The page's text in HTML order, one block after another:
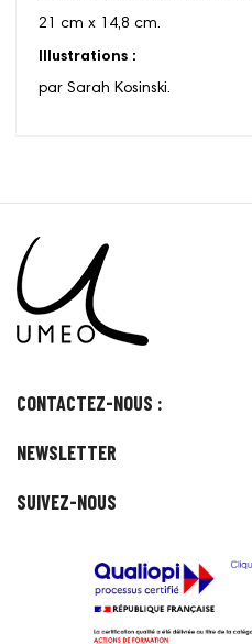
21 cm x 14,8 cm.
Illustrations :
par Sarah Kosinski.
CONTACTEZ-NOUS :
NEWSLETTER
SUIVEZ-NOUS